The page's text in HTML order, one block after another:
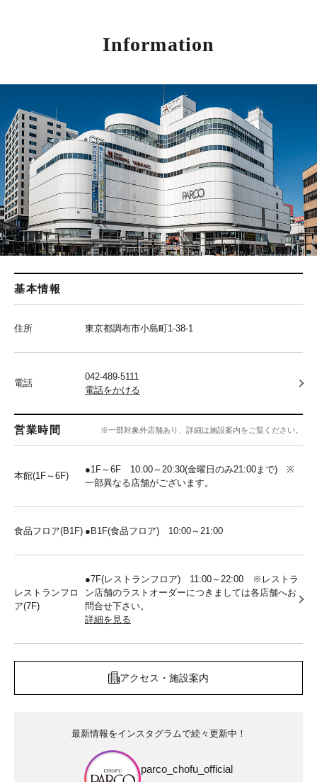
Information
基本情報
住所 東京都調布市小島町1-38-1
電話
042-489-5111
電話をかける
営業時間 ※一部対象外店舗あり、詳細は施設案内をご覧ください。
本館(1F～6F)
●1F～6F 10:00～20:30(金曜日のみ21:00まで) ※
一部異なる店舗がございます。
食品フロア(B1F) ●B1F(食品フロア) 10:00～21:00
レストランフロ
ア(7F)
●7F(レストランフロア) 11:00～22:00 ※レストラ
ン店舗のラストオーダーにつきましては各店舗へお
問合せ下さい。
詳細を見る
アクセス・施設案内
最新情報をインスタグラムで続々更新中！
parco_chofu_official